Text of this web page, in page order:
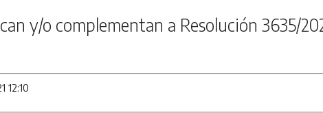
y/o complementan a Resolución 3635/
12:10